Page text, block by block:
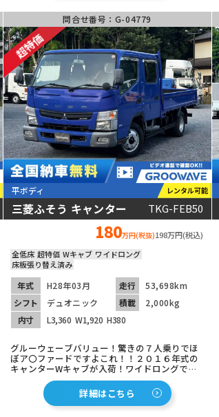
問合せ番号：G-04779
平ボディ レンタル可能
三菱ふそう キャンター TKG-FEB50
180万円(税抜)198万円(税込)
全低床 超特価 Wキャブ ワイドロング
床板張り替え済み
年式 H28年03月 走行
53,698km
シフト
デュオニック 積載
2,000kg
内寸
L3,360 W1,920 H380
グルーウェーブバリュー！驚きの７人乗りでほ
ぼア〇ファードですよこれ！！２０１６年式の
キャンターWキャブが入荷！ワイドロングで座
席も荷台もまるで家のような広々空間！全低床
で積み降ろし楽々！床板張り替え済みがうれし
い！デュオニックがエモい！
詳細はこちら
動画あり